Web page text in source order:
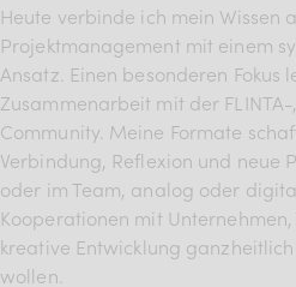
Heute verbinde ich mein Wissen
Projektmanagement mit einem
Ansatz. Einen besonderen Fokus
Zusammenarbeit mit der FLINTA-
Community. Meine Formate
Verbindung, Reflexion und neue
oder im Team, analog oder
Kooperationen mit
kreative Entwicklung
wollen.